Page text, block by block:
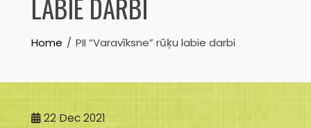
LABIE DARBI
Home PII “Varavīksne” rūķu labie darbi
22 Dec 2021